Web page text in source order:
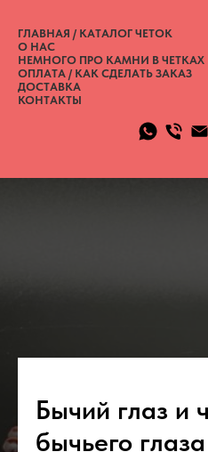
ГЛАВНАЯ / КАТАЛОГ ЧЕТОК
О НАС
НЕМНОГО ПРО КАМНИ В ЧЕТКАХ
ОПЛАТА / КАК СДЕЛАТЬ ЗАКАЗ
ДОСТАВКА
КОНТАКТЫ
Бычий глаз и
бычьего глаза